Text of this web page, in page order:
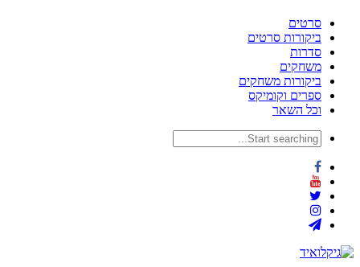
סרטים
ביקורות סרטים
סדרות
משחקים
ביקורות משחקים
ספרים וקומיקס
וכל השאר